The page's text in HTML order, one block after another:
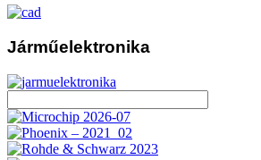
Járműelektronika